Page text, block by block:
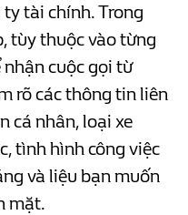
tài chính. Trong
tùy thuộc vào từng
cuộc gọi từ
rõ các thông tin liên
cá nhân, loại xe
tình hình công việc
và liệu bạn muốn
mặt.